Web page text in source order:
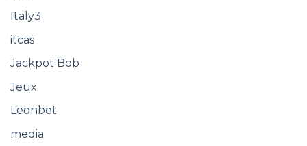
Italy3
itcas
Jackpot Bob
Jeux
Leonbet
media